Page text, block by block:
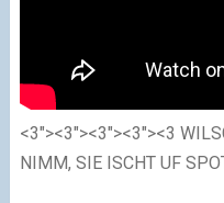
<3"><3"><3"><3"><3
NIMM, SIE ISCHT UF